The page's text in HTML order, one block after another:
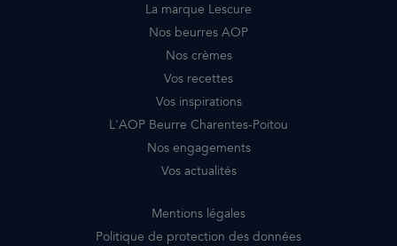
La marque Lescure
Nos beurres AOP
Nos crèmes
Vos recettes
Vos inspirations
L'AOP Beurre Charentes-Poitou
Nos engagements
Vos actualités
Mentions légales
Politique de protection des données